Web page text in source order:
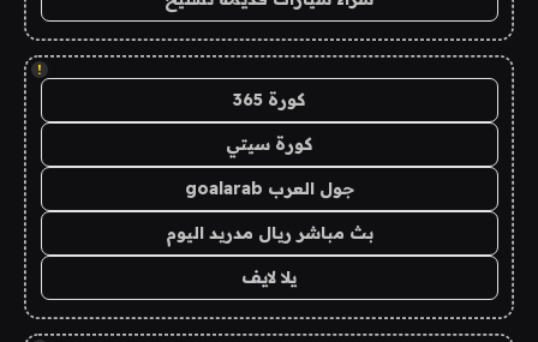
!
كورة 365
كورة سيتي
جول العرب goalarab
بث مباشر ريال مدريد اليوم
يلا لايف